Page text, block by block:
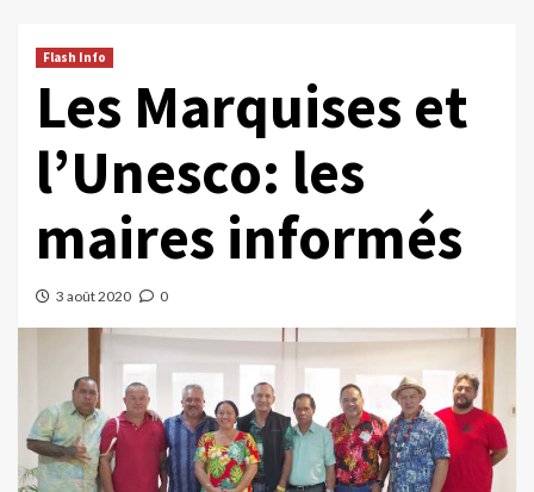
Flash Info
Les Marquises et
l’Unesco: les
maires informés
3 août 2020 0